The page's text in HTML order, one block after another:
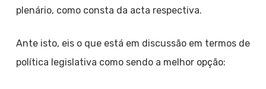
plenário, como consta da acta respectiva.
Ante isto, eis o que está em discussão em termos de
política legislativa como sendo a melhor opção: